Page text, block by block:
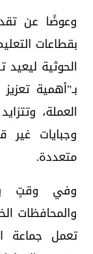
وعوضًا عن
بقطاعات
الحوثية
بـ"أهمية
العملة،
وجبايات غير
متعددة.
وفي وقتٍ
والمحافظات
تعمل جماعة